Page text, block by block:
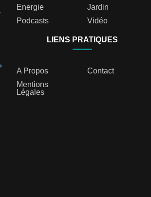
Energie
Jardin
Podcasts
Vidéo
LIENS PRATIQUES
A Propos
Contact
Mentions
Légales